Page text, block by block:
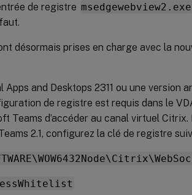
de registre msedgewebview2.exe
désormais prises en charge avec la
and Desktops 2311 ou une version
de registre est requis dans le
Teams d’accéder au canal virtuel
2.1, configurez la clé de registre